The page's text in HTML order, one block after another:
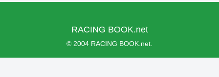
RACING BOOK.net
© 2004 RACING BOOK.net.